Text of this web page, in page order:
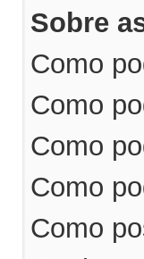
Sobre
Como
Como
Como
Como
Como